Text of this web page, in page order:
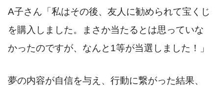
A子さん「私はその後、友人に勧められて宝くじ
を購入しました。まさか当たるとは思っていな
かったのですが、なんと1等が当選しました！」
夢の内容が自信を与え、行動に繋がった結果、